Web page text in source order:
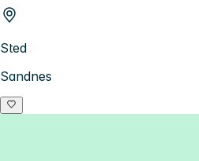
Sted
Sandnes